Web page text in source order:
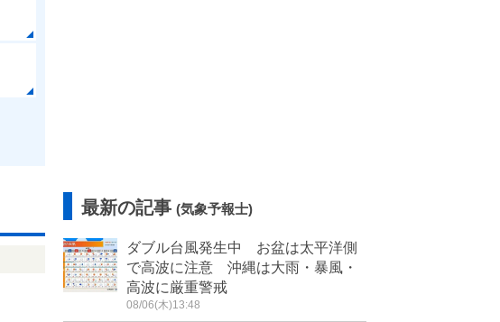
最新の記事 (気象予報士)
ダブル台風発生中 お盆は太平洋側
で高波に注意 沖縄は大雨・暴風・
高波に厳重警戒
08/06(木)13:48